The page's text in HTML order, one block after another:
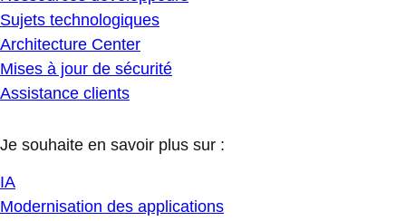
Sujets technologiques
Architecture Center
Mises à jour de sécurité
Assistance clients
Je souhaite en savoir plus sur :
IA
Modernisation des applications